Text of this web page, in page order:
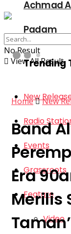
Achmad
Padam
Trending
New
Radio
Events
Grassroots
Feature
Video
No Result
View All Result
Home New
Band
Era
Merilis
Taman’